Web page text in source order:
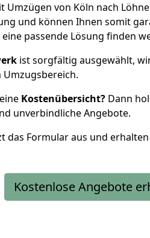
Umzügen von Köln nach
und können Ihnen somit
passende Lösung finden
ist sorgfältig ausgewählt,
Kostenübersicht? Dann
unverbindliche Angebote.
das Formular aus und erhalten
Kostenlose Angebote